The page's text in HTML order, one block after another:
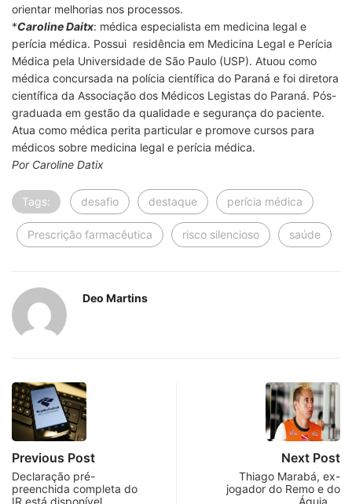
orientar melhorias nos processos.
*Caroline Daitx: médica especialista em medicina legal e
perícia médica. Possui residência em Medicina Legal e Perícia
Médica pela Universidade de São Paulo (USP). Atuou como
médica concursada na polícia científica do Paraná e foi diretora
científica da Associação dos Médicos Legistas do Paraná. Pós-
graduada em gestão da qualidade e segurança do paciente.
Atua como médica perita particular e promove cursos para
médicos sobre medicina legal e perícia médica.
Por Caroline Datix
Tags: desafio destaque perícia médica
Prescrição farmacêutica risco silencioso saúde
Deo Martins
Previous Post
Declaração pré-
preenchida completa do
Next Post
Thiago Marabá, ex-
jogador do Remo e do